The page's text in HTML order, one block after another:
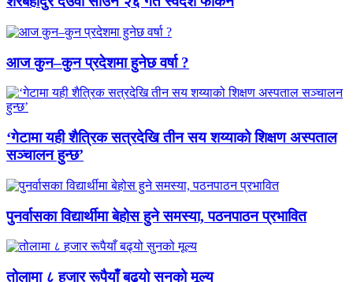
आज कुन–कुन प्रदेशमा हुनेछ वर्षा ?
‘गेटामा यही शैत्रिक सत्रदेखि तीन सय शय्याको शिक्षण अस्पताल
सञ्चालन हुन्छ’
पुनर्वासका विद्यार्थीमा बेहोस हुने समस्या, पठनपाठन प्रभावित
तोलामा ८ हजार रूपैयाँ बढ्यो सुनको मूल्य